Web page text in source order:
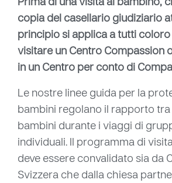
Prima di una visita al bambino,
copia del casellario giudiziario
principio si applica a tutti
visitare un Centro Compassion
in un Centro per conto di
Le nostre linee guida per la
bambini regolano il rapporto
bambini durante i viaggi di
individuali. Il programma di
deve essere convalidato sia da
Svizzera che dalla chiesa